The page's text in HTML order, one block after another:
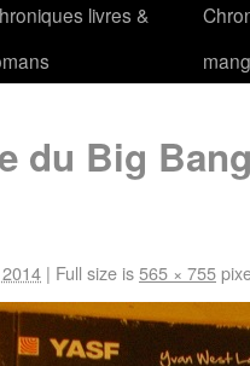
livres &
du Big
| Full size is565 × 755